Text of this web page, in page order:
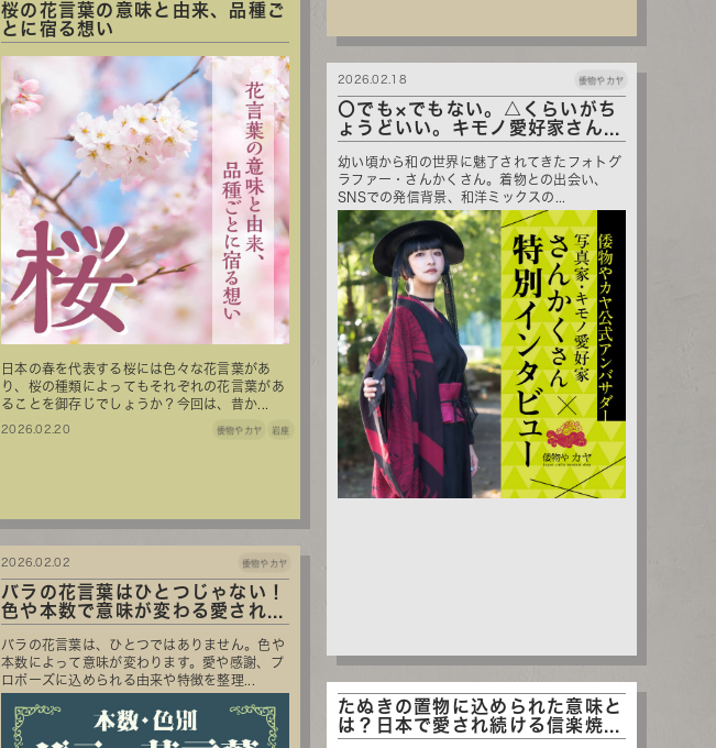
桜の花言葉の意味と由来、品種ご
とに宿る想い
日本の春を代表する桜には色々な花言葉があ
り、桜の種類によってもそれぞれの花言葉があ
ることを御存じでしょうか？今回は、昔か...
2026.02.20 倭物やカヤ 岩座
〇でも×でもない。△くらいがち
ょうどいい。キモノ愛好家さん...
幼い頃から和の世界に魅了されてきたフォトグ
ラファー・さんかくさん。着物との出会い、
SNSでの発信背景、和洋ミックスの...
2026.02.18 倭物やカヤ
バラの花言葉はひとつじゃない！
色や本数で意味が変わる愛され...
バラの花言葉は、ひとつではありません。色や
本数によって意味が変わります。愛や感謝、プ
ロポーズに込められる由来や特徴を整理...
2026.02.02 倭物やカヤ
たぬきの置物に込められた意味と
は？日本で愛され続ける信楽焼...